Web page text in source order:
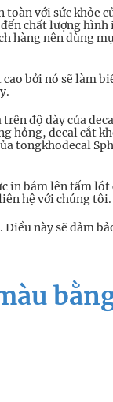
toàn với sức khỏe
chất lượng
hàng nên dùng
bởi nó sẽ làm
độ dày của
hỏng, decal cắt
tongkhodecal
in bám lên tấm
hệ với chúng tôi.
này sẽ đảm